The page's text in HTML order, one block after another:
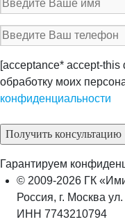
[acceptance* accept-this
обработку моих
конфиденциальности
Гарантируем
© 2009-2026 ГК
Россия, г. Москва
ИНН 7743210794